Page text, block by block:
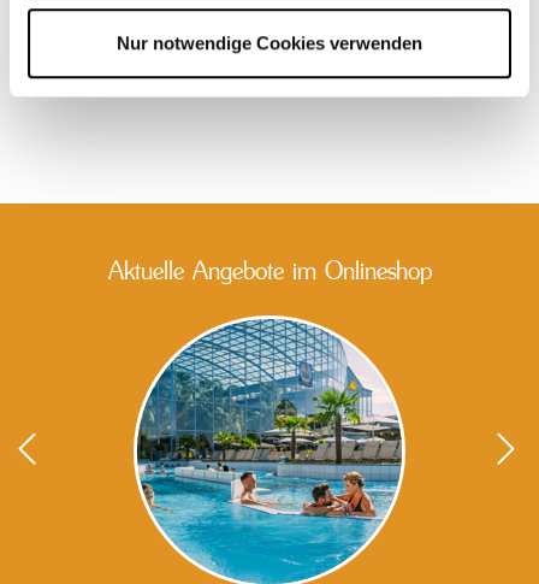
Nur notwendige Cookies verwenden
Aktuelle Angebote im Onlineshop